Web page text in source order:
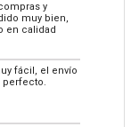
y
muy bien,
en calidad
fácil, el envío
perfecto.